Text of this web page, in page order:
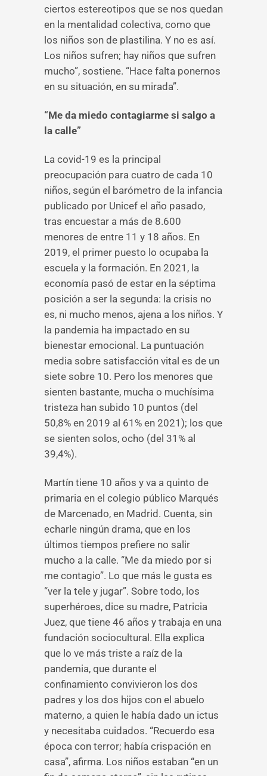
ciertos estereotipos que se nos quedan
en la mentalidad colectiva, como que
los niños son de plastilina. Y no es así.
Los niños sufren; hay niños que sufren
mucho”, sostiene. “Hace falta ponernos
en su situación, en su mirada”.
“Me da miedo contagiarme si salgo a
la calle”
La covid-19 es la principal
preocupación para cuatro de cada 10
niños, según el barómetro de la infancia
publicado por Unicef el año pasado,
tras encuestar a más de 8.600
menores de entre 11 y 18 años. En
2019, el primer puesto lo ocupaba la
escuela y la formación. En 2021, la
economía pasó de estar en la séptima
posición a ser la segunda: la crisis no
es, ni mucho menos, ajena a los niños. Y
la pandemia ha impactado en su
bienestar emocional. La puntuación
media sobre satisfacción vital es de un
siete sobre 10. Pero los menores que
sienten bastante, mucha o muchísima
tristeza han subido 10 puntos (del
50,8% en 2019 al 61% en 2021); los que
se sienten solos, ocho (del 31% al
39,4%).
Martín tiene 10 años y va a quinto de
primaria en el colegio público Marqués
de Marcenado, en Madrid. Cuenta, sin
echarle ningún drama, que en los
últimos tiempos prefiere no salir
mucho a la calle. “Me da miedo por si
me contagio”. Lo que más le gusta es
“ver la tele y jugar”. Sobre todo, los
superhéroes, dice su madre, Patricia
Juez, que tiene 46 años y trabaja en una
fundación sociocultural. Ella explica
que lo ve más triste a raíz de la
pandemia, que durante el
confinamiento convivieron los dos
padres y los dos hijos con el abuelo
materno, a quien le había dado un ictus
y necesitaba cuidados. “Recuerdo esa
época con terror; había crispación en
casa”, afirma. Los niños estaban “en un